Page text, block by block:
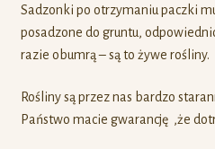
Sadzonki po otrzymaniu paczki
posadzone do gruntu,
razie obumrą – są to żywe rośliny.
Rośliny są przez nas bardzo
Państwo macie gwarancję ,że